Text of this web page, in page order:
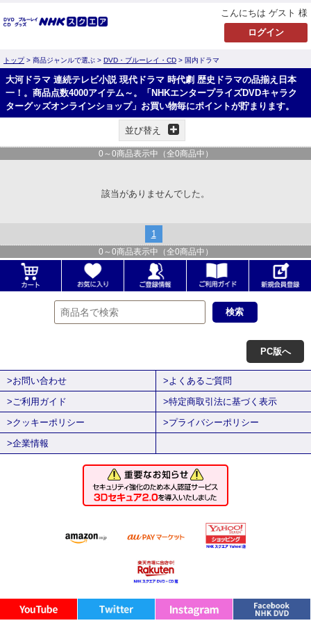
こんにちは ゲスト 様
トップ> 商品ジャンルで選ぶ > DVD・ブルーレイ・CD > 国内ドラマ
大河ドラマ 連続テレビ小説 現代ドラマ 時代劇 歴史ドラマの品揃え日本
一！。商品点数4000アイテム～。「NHKエンタープライズDVDキャラク
ターグッズオンラインショップ」お買い物毎にポイントが貯まります。
並び替え
0 ～ 0商品表示中（全0商品中）
該当がありませんでした。
1
0 ～ 0商品表示中（全0商品中）
PC版へ
>お問い合わせ
>よくあるご質問
>ご利用ガイド
>特定商取引法に基づく表示
>クッキーポリシー
>プライバシーポリシー
>企業情報